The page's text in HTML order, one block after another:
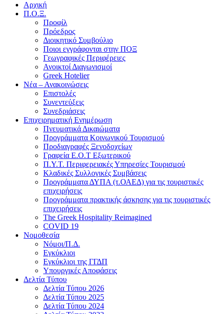
Αρχική
Π.Ο.Ξ.
Προφίλ
Πρόεδρος
Διοικητικό Συμβούλιο
Ποιοι εγγράφονται στην ΠΟΞ
Γεωγραφικές Περιφέρειες
Ανοικτοί Διαγωνισμoί
Greek Hotelier
Νέα – Ανακοινώσεις
Επιστολές
Συνεντεύξεις
Συνεδριάσεις
Επιχειρηματική Ενημέρωση
Πνευματικά Δικαιώματα
Προγράμματα Κοινωνικού Τουρισμού
Προδιαγραφές Ξενοδοχείων
Γραφεία Ε.Ο.Τ Εξωτερικού
Π.Υ.Τ. Περιφερειακές Υπηρεσίες Τουρισμού
Κλαδικές Συλλογικές Συμβάσεις
Προγράμματα ΔΥΠΑ (τ.ΟΑΕΔ) για τις τουριστικές
επιχειρήσεις
Προγράμματα πρακτικής άσκησης για τις τουριστικές
επιχειρήσεις
The Greek Hospitality Reimagined
COVID 19
Νομοθεσία
Νόμοι/Π.Δ.
Εγκύκλιοι
Εγκύκλιοι της ΓΓΔΠ
Υπουργικές Αποφάσεις
Δελτία Τύπου
Δελτία Τύπου 2026
Δελτία Τύπου 2025
Δελτία Τύπου 2024